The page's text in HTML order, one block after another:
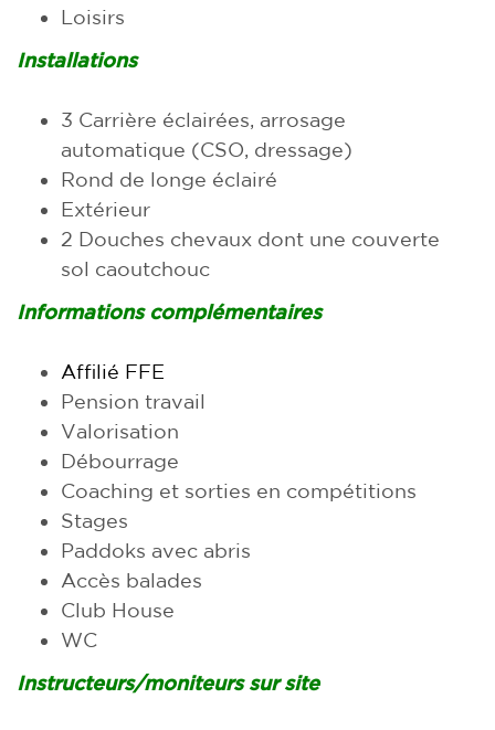
Loisirs
Installations
3 Carrière éclairées, arrosage
automatique (CSO, dressage)
Rond de longe éclairé
Extérieur
2 Douches chevaux dont une couverte
sol caoutchouc
Informations complémentaires
Affilié FFE
Pension travail
Valorisation
Débourrage
Coaching et sorties en compétitions
Stages
Paddoks avec abris
Accès balades
Club House
WC
Instructeurs/moniteurs sur site